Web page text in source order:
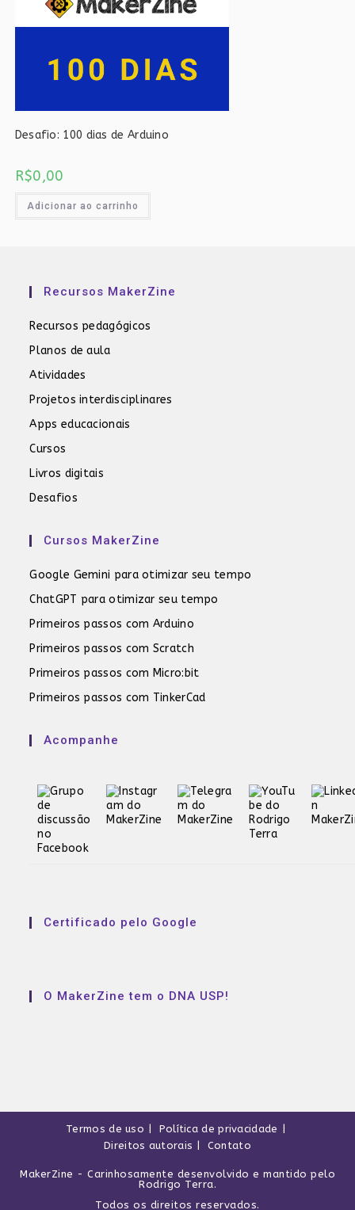
Desafio: 100 dias de Arduino
R$0,00
Adicionar ao carrinho
Recursos MakerZine
Recursos pedagógicos
Planos de aula
Atividades
Projetos interdisciplinares
Apps educacionais
Cursos
Livros digitais
Desafios
Cursos MakerZine
Google Gemini para otimizar seu tempo
ChatGPT para otimizar seu tempo
Primeiros passos com Arduino
Primeiros passos com Scratch
Primeiros passos com Micro:bit
Primeiros passos com TinkerCad
Acompanhe
Certificado pelo Google
O MakerZine tem o DNA USP!
Termos de uso
Política de privacidade
Direitos autorais
Contato
MakerZine - Carinhosamente desenvolvido e mantido pelo
Rodrigo Terra.
Todos os direitos reservados.